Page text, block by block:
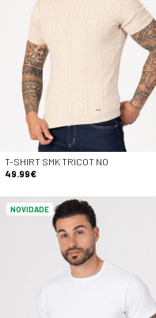
T-SHIRT SMK TRICOT NO
49.99€
NOVIDADE